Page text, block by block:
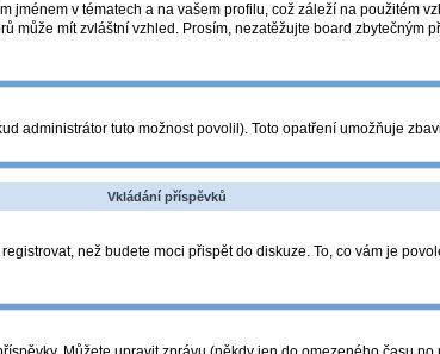
v tématech a na vašem profilu, což záleží na použitém
mít zvláštní vzhled. Prosím, nezatěžujte board
administrátor tuto možnost povolil). Toto opatření umožňuje
Vkládání příspěvků
než budete moci přispět do diskuze. To, co vám je